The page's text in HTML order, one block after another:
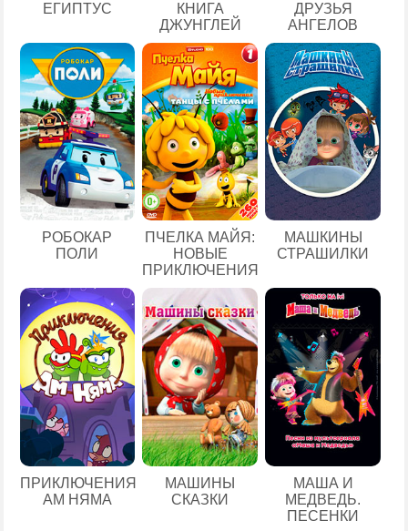
ЕГИПТУС
КНИГА
ДЖУНГЛЕЙ
ДРУЗЬЯ
АНГЕЛОВ
РОБОКАР
ПОЛИ
ПЧЕЛКА МАЙЯ:
НОВЫЕ
ПРИКЛЮЧЕНИЯ
МАШКИНЫ
СТРАШИЛКИ
ПРИКЛЮЧЕНИЯ
АМ НЯМА
МАШИНЫ
СКАЗКИ
МАША И
МЕДВЕДЬ.
ПЕСЕНКИ